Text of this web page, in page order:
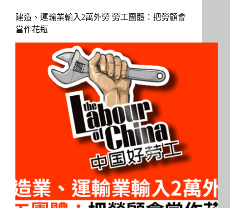
建造、運輸業輸入2萬外勞 勞工團體：把勞顧會
當作花瓶